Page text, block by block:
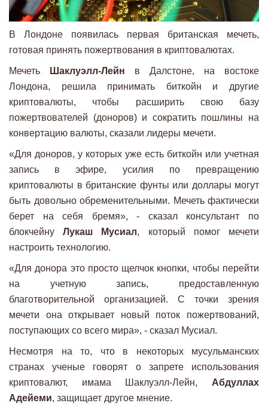
В Лондоне появилась первая британская мечеть,
готовая принять пожертвования в криптовалютах.
Мечеть Шаклуэлл-Лейн в Далстоне, на востоке
Лондона, решила принимать биткойн и другие
криптовалюты, чтобы расширить свою базу
пожертвователей (доноров) и сократить пошлины на
конвертацию валюты, сказали лидеры мечети.
«Для доноров, у которых уже есть биткойн или учетная
запись в эфире, усилия по превращению
криптовалюты в британские фунты или доллары могут
быть довольно обременительными. Мечеть фактически
берет на себя бремя», - сказал консультант по
блокчейнуЛукаш Мусиал, который помог мечети
настроить технологию.
«Для донора это просто щелчок кнопки, чтобы перейти
на учетную запись, предоставленную
благотворительной организацией. С точки зрения
мечети она открывает новый поток пожертвований,
поступающих со всего мира», - сказал Мусиал.
Несмотря на то, что в некоторых мусульманских
странах ученые говорят о запрете использования
криптовалют, имама Шаклуэлл-Лейн, Абдуллах
Адейеми, защищает другое мнение.